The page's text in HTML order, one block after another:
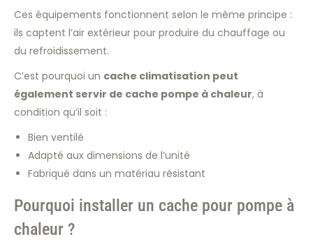
Ces équipements fonctionnent selon le même principe :
ils captent l’air extérieur pour produire du chauffage ou
du refroidissement.
C’est pourquoi un cache climatisation peut
également servir de cache pompe à chaleur, à
condition qu’il soit :
Bien ventilé
Adapté aux dimensions de l’unité
Fabriqué dans un matériau résistant
Pourquoi installer un cache pour pompe à
chaleur ?